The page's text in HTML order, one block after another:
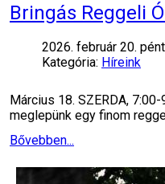
Bringás Reggeli
2026. február 20.
Kategória: Híreink
Március 18. SZERDA,
meglepünk egy finom
Bővebben...